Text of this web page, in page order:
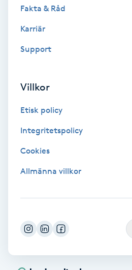
Fillers
Fotmassage
Fotsvamp
Fotvård
Fransborttagning
Fransfärgning
Fransförlängning
Fransförlängning Megavolym
Fakta & Råd
Karriär
Support
Villkor
Etisk policy
Integritetspolicy
Cookies
Allmänna villkor